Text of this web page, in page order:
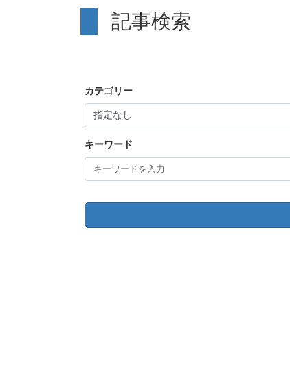
記事検索
カテゴリー
キーワード